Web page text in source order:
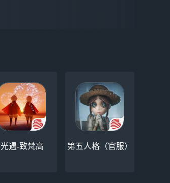
光遇-致梵高 第五人格（官服）